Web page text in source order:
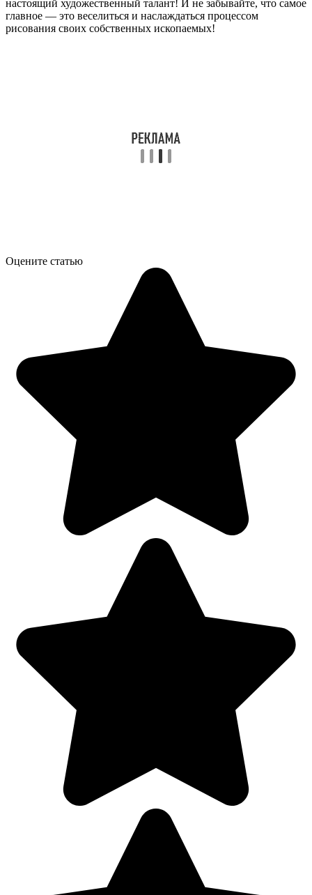
настоящий художественный талант! И не забывайте, что самое
главное — это веселиться и наслаждаться процессом
рисования своих собственных ископаемых!
Оцените статью